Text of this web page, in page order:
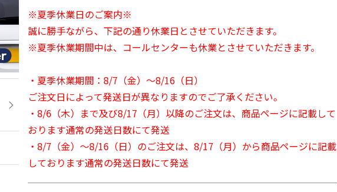
※夏季休業日のご案内※
誠に勝手ながら、下記の通り休業日とさせていただきます。
※夏季休業期間中は、コールセンターも休業とさせていただきます。
・夏季休業期間：8/7（金）～8/16（日）
ご注文日によって発送日が異なりますのでご了承ください。
・8/6（木）まで及び8/17（月）以降のご注文は、商品ページに記載して
おります通常の発送日数にて発送
・8/7（金）～8/16（日）のご注文は、8/17（月）から商品ページに記載
しております通常の発送日数にて発送